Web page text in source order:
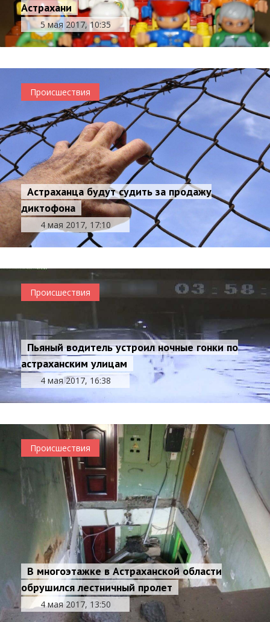
Астрахани
5 мая 2017, 10:35
Происшествия
Астраханца будут судить за продажу
диктофона
4 мая 2017, 17:10
Происшествия
Пьяный водитель устроил ночные гонки по
астраханским улицам
4 мая 2017, 16:38
Происшествия
В многоэтажке в Астраханской области
обрушился лестничный пролет
4 мая 2017, 13:50